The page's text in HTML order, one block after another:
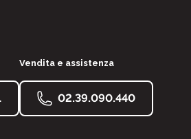
Vendita e assistenza
02.39.090.440